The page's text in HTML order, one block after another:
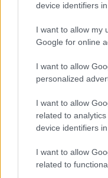
device identifiers in
I want to allow my
Google for online
I want to allow
personalized
I want to allow
related to
device identifiers in
I want to allow
related to
Tekken 7 - jön a
| 2019.08.05 14:42
Az EVO 2019 nem
címek, köztük a Tekken
egy nagyobb
fejlesztők.